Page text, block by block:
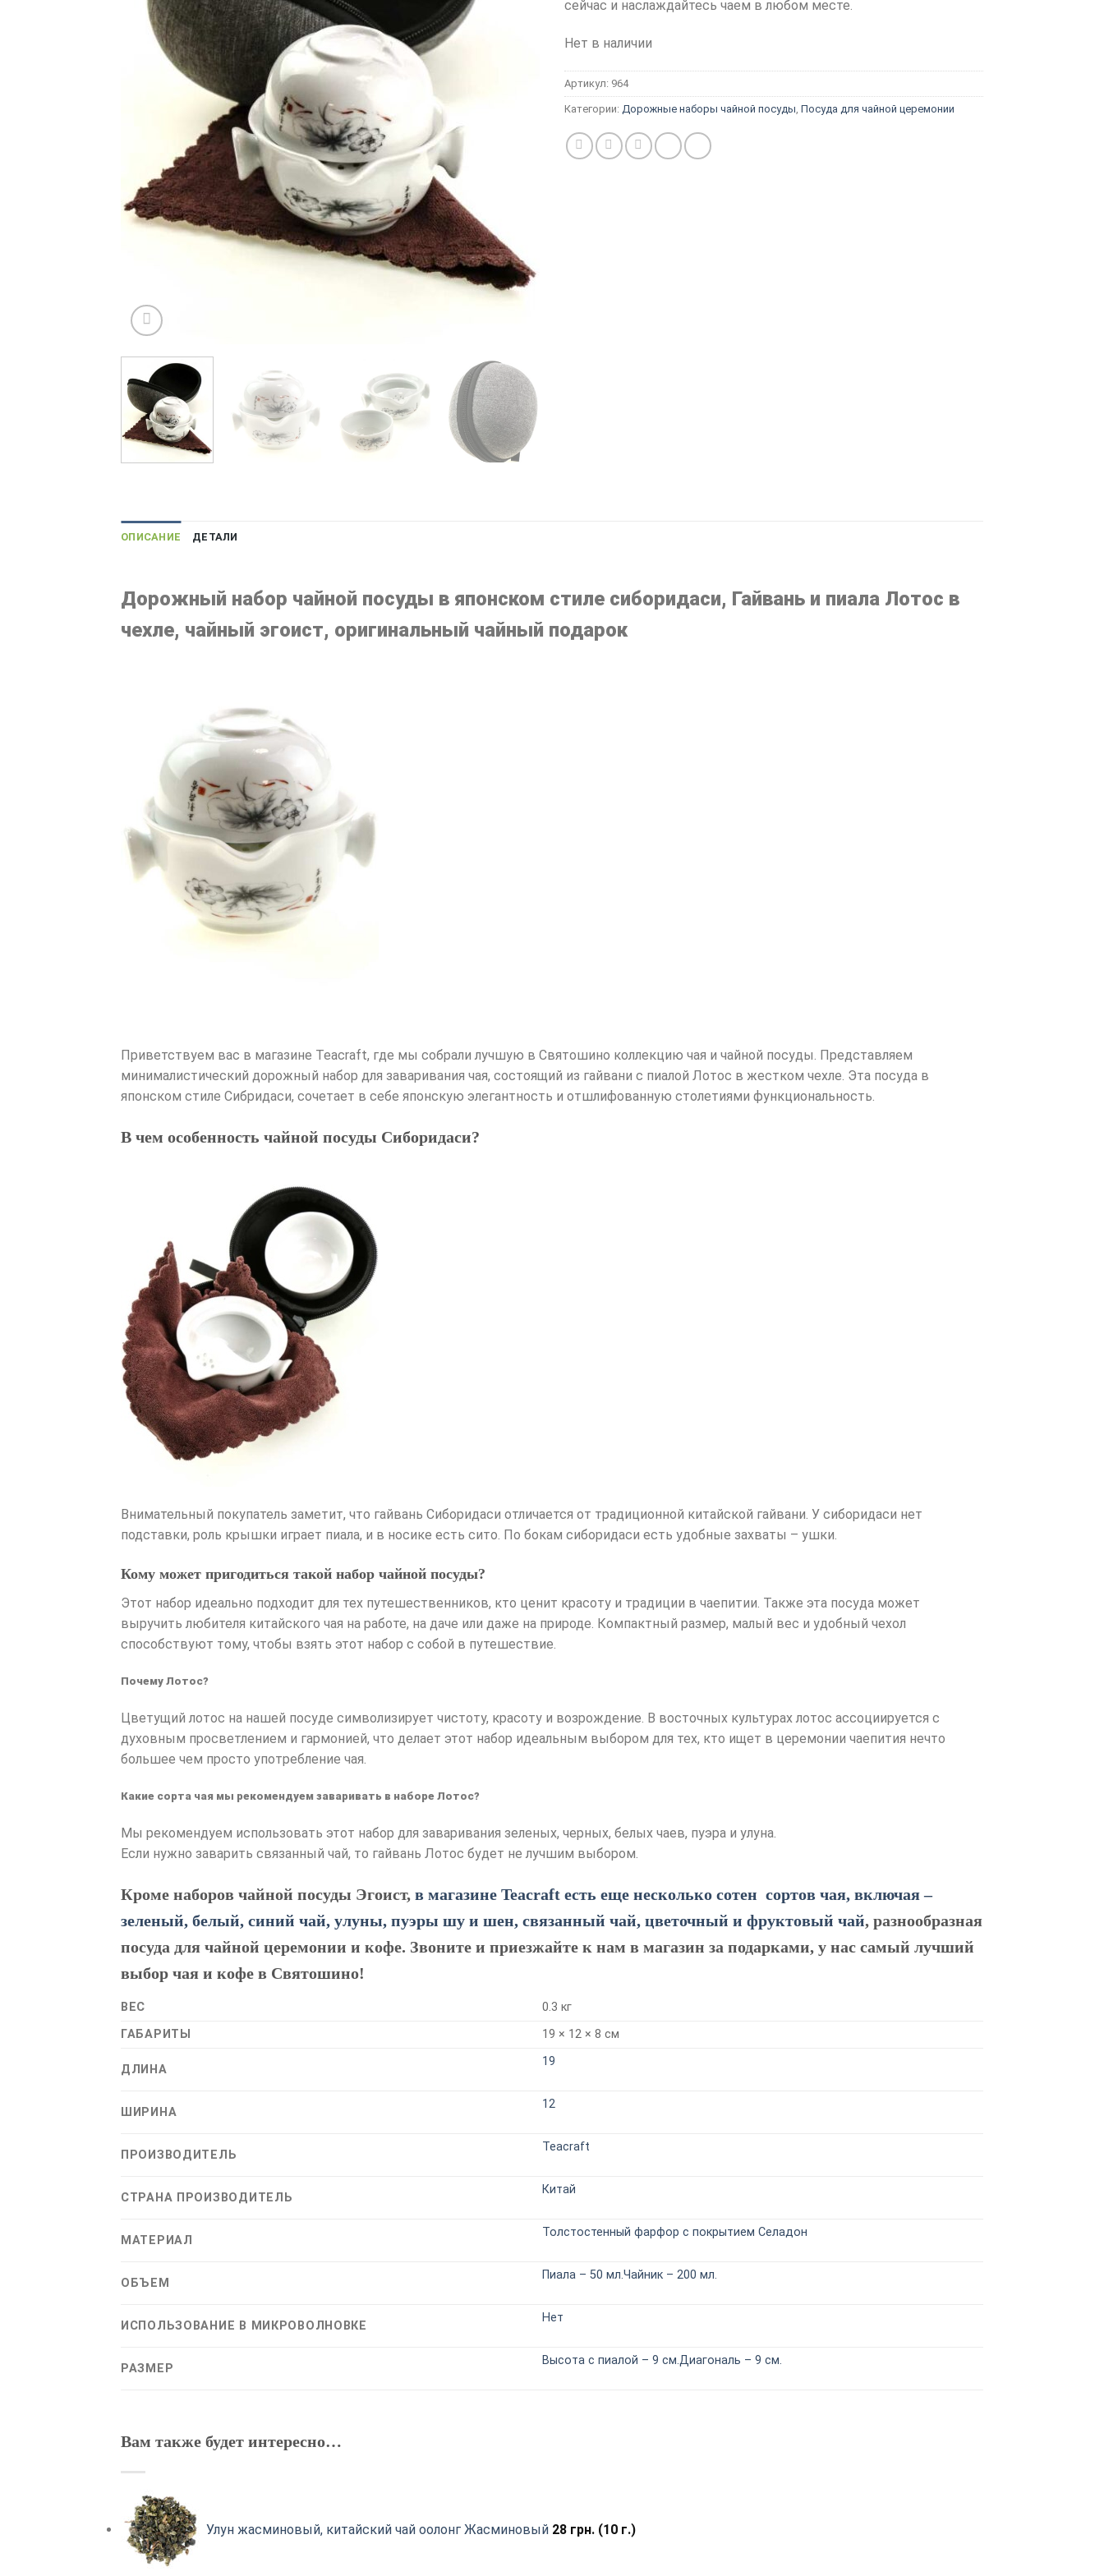
сейчас и наслаждайтесь чаем в любом месте.
Нет в наличии
Артикул: 964
Категории: Дорожные наборы чайной посуды Посуда для чайной церемонии
ОПИСАНИЕ ДЕТАЛИ
Дорожный набор чайной посуды в японском стиле сиборидаси, Гайвань и пиала Лотос в
чехле, чайный эгоист, оригинальный чайный подарок
Приветствуем вас в магазине Teacraft, где мы собрали лучшую в Святошино коллекцию чая и чайной посуды. Представляем
минималистический дорожный набор для заваривания чая, состоящий из гайвани с пиалой Лотос в жестком чехле. Эта посуда в
японском стиле Сибридаси, сочетает в себе японскую элегантность и отшлифованную столетиями функциональность.
В чем особенность чайной посуды Сиборидаси?
Внимательный покупатель заметит, что гайвань Сиборидаси отличается от традиционной китайской гайвани. У сиборидаси нет
подставки, роль крышки играет пиала, и в носике есть сито. По бокам сиборидаси есть удобные захваты – ушки.
Кому может пригодиться такой набор чайной посуды?
Этот набор идеально подходит для тех путешественников, кто ценит красоту и традиции в чаепитии. Также эта посуда может
выручить любителя китайского чая на работе, на даче или даже на природе. Компактный размер, малый вес и удобный чехол
способствуют тому, чтобы взять этот набор с собой в путешествие.
Почему Лотос?
Цветущий лотос на нашей посуде символизирует чистоту, красоту и возрождение. В восточных культурах лотос ассоциируется с
духовным просветлением и гармонией, что делает этот набор идеальным выбором для тех, кто ищет в церемонии чаепития нечто
большее чем просто употребление чая.
Какие сорта чая мы рекомендуем заваривать в наборе Лотос?
Мы рекомендуем использовать этот набор для заваривания зеленых, черных, белых чаев, пуэра и улуна.
Если нужно заварить связанный чай, то гайвань Лотос будет не лучшим выбором.
Кроме наборов чайной посуды Эгоист, в магазине Teacraft есть еще несколько сотен сортов чая, включая –
зеленый, белый, синий чай, улуны, пуэры шу и шен, связанный чай, цветочный и фруктовый чай, разнообразная
посуда для чайной церемонии и кофе. Звоните и приезжайте к нам в магазин за подарками, у нас самый лучший
выбор чая и кофе в Святошино!
ВЕС
0.3 кг
ГАБАРИТЫ
19 × 12 × 8 см
ДЛИНА
19
ШИРИНА
12
ПРОИЗВОДИТЕЛЬ
Teacraft
СТРАНА ПРОИЗВОДИТЕЛЬ
Китай
МАТЕРИАЛ
Толстостенный фарфор с покрытием Селадон
ОБЪЕМ
Пиала – 50 мл.Чайник – 200 мл.
ИСПОЛЬЗОВАНИЕ В МИКРОВОЛНОВКЕ
Нет
РАЗМЕР
Высота с пиалой – 9 см.Диагональ – 9 см.
Вам также будет интересно…
Улун жасминовый, китайский чай оолонг Жасминовый 28 грн. (10 г.)